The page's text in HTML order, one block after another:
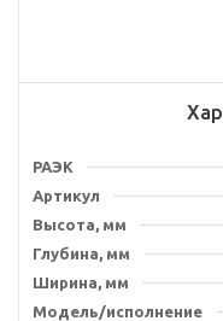
РАЭК
Артикул
Высота, мм
Глубина, мм
Ширина, мм
Модель/исполнение